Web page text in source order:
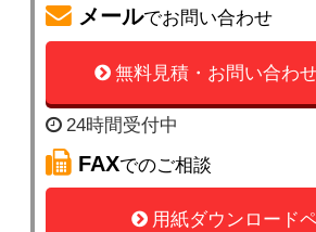
メールでお問い合わせ
無料見積・お問い合わ
24時間受付中
FAXでのご相談
用紙ダウンロード